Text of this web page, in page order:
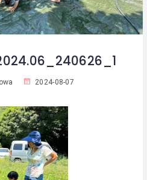
2024-08-07